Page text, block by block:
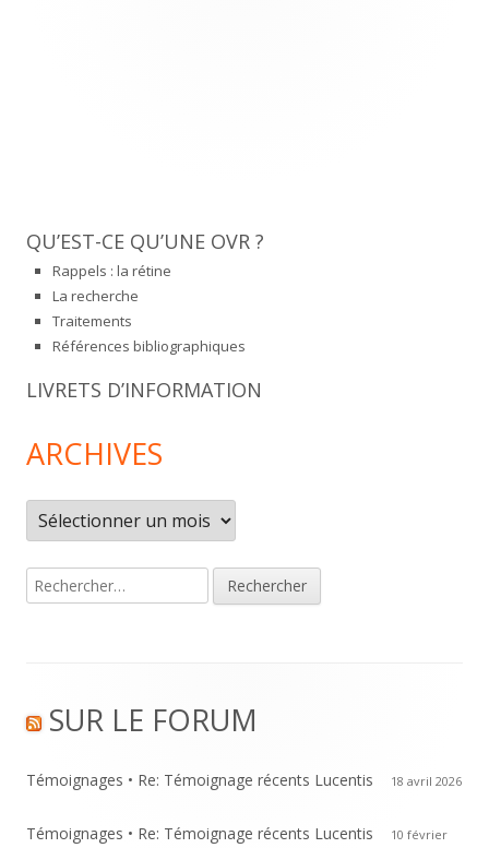
QU’EST-CE QU’UNE OVR ?
Rappels : la rétine
La recherche
Traitements
Références bibliographiques
LIVRETS D’INFORMATION
ARCHIVES
Archives
Rechercher :
Content
SUR LE FORUM
Témoignages • Re: Témoignage récents Lucentis 18 avril 2026
Témoignages • Re: Témoignage récents Lucentis
10 février